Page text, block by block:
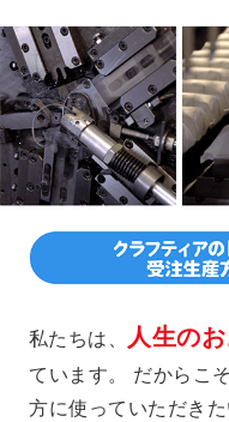
私たちは、 人生の
ています。 だからこ
方に使っていただき